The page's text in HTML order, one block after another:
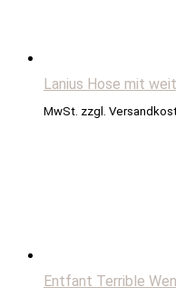
Lanius Hose mit
MwSt. zzgl.
Entfant Terrible